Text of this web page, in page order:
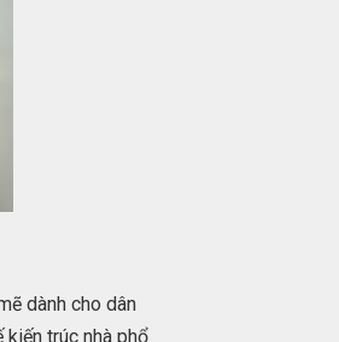
dành cho dân
​​trúc nhà phổ